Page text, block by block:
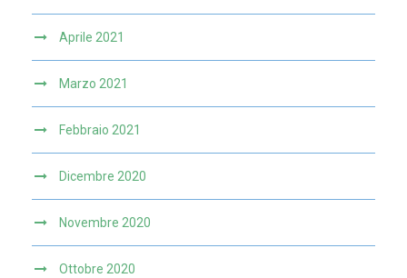
Aprile 2021
Marzo 2021
Febbraio 2021
Dicembre 2020
Novembre 2020
Ottobre 2020